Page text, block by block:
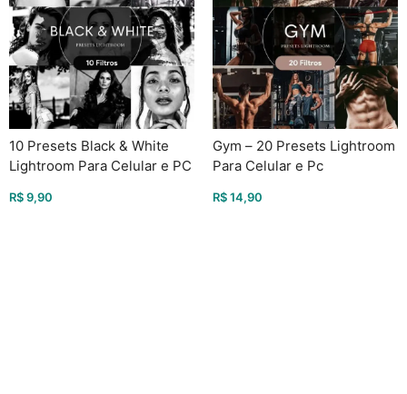
10 Presets Black & White
Lightroom Para Celular e PC
R$9,90
Gym – 20 Presets Lightroom
Para Celular e Pc
R$14,90